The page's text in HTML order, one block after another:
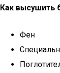
Как высушить
Фен